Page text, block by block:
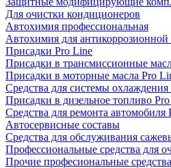
Для очистки кондиционеров
Автохимия профессиональная
Автохимия для
Присадки Pro Line
Присадки в трансмиссионные
Присадки в моторные масла Pro
Средства для системы
Присадки в дизельное топливо
Средства для ремонта автомобиля
Автосервисные составы
Средства для обслуживания
Профессиональные средства для
Прочие професиональные